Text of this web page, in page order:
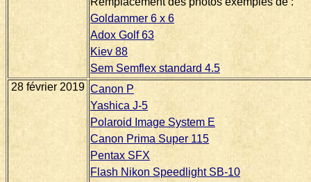
Goldammer 6 x 6
Adox Golf 63
Kiev 88
Sem Semflex standard 4.5
28 février 2019 Canon P
Yashica J-5
Polaroid Image System E
Canon Prima Super 115
Pentax SFX
Flash Nikon Speedlight SB-10